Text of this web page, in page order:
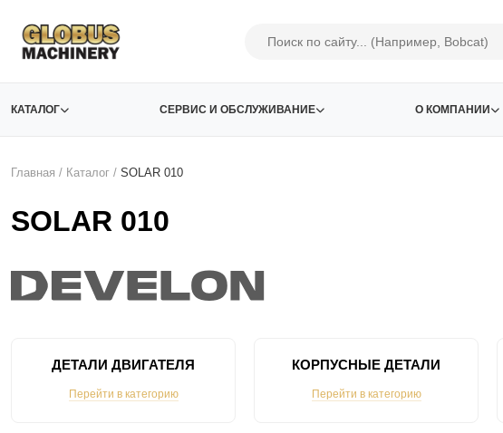
КАТАЛОГ СЕРВИС И ОБСЛУЖИВАНИЕ О КОМПАНИИ
Главная / Каталог / SOLAR 010
SOLAR 010
ДЕТАЛИ ДВИГАТЕЛЯ
Перейти в категорию
КОРПУСНЫЕ ДЕТАЛИ
Перейти в категорию